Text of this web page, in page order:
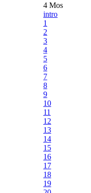
4 Mos
intro
1
2
3
4
5
6
7
8
9
10
11
12
13
14
15
16
17
18
19